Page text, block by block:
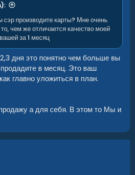
сэр производите карты? Мне очень
чем же отличается качество моей
за 1 месяц
дня это понятно чем больше вы
в месяц. Это ваш
главно уложиться в план.
а для себя. В этом то Мы и